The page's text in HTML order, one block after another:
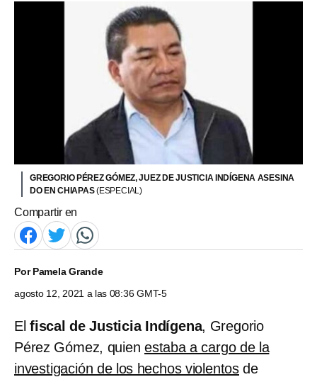
GREGORIO PÉREZ GÓMEZ, JUEZ DE JUSTICIA INDÍGENA ASESINA
DO EN CHIAPAS(ESPECIAL)
Compartir en
PorPamela Grande
agosto 12, 2021 a las 08:36 GMT-5
El fiscal de Justicia Indígena, Gregorio
Pérez Gómez, quienestaba a cargo de la
investigación de los hechos violentos de